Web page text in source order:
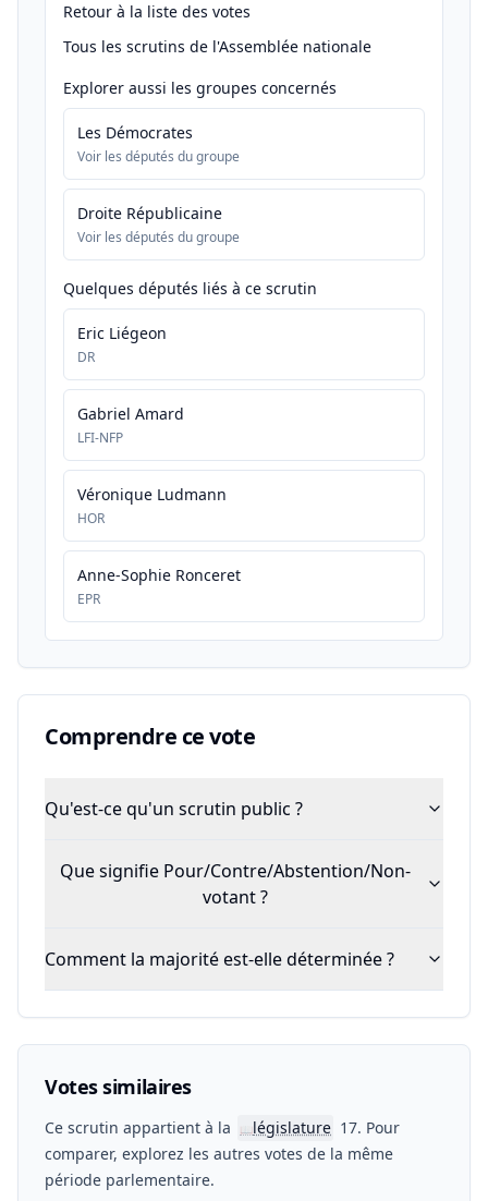
Retour à la liste des votes
Tous les scrutins de l'Assemblée nationale
Explorer aussi les groupes concernés
Les Démocrates
Voir les députés du groupe
Droite Républicaine
Voir les députés du groupe
Quelques députés liés à ce scrutin
Eric Liégeon
DR
Gabriel Amard
LFI-NFP
Véronique Ludmann
HOR
Anne-Sophie Ronceret
EPR
Comprendre ce vote
Qu'est-ce qu'un scrutin public ?
Que signifie Pour/Contre/Abstention/Non-
votant ?
Comment la majorité est-elle déterminée ?
Votes similaires
Ce scrutin appartient à la 📖législature 17. Pour
comparer, explorez les autres votes de la même
période parlementaire.